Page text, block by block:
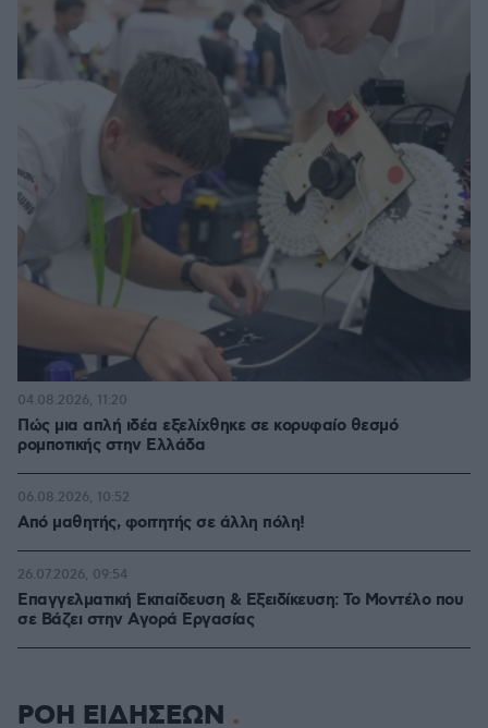
Πώς μια απλή ιδέα εξελίχθηκε σε κορυφαίο θεσμό
ρομποτικής στην Ελλάδα
04.08.2026, 11:20
Από μαθητής, φοιτητής σε άλλη πόλη!
06.08.2026, 10:52
Επαγγελματική Εκπαίδευση & Εξειδίκευση: Το Mοντέλο που
σε Bάζει στην Aγορά Eργασίας
26.07.2026, 09:54
ΡΟΗ ΕΙΔΗΣΕΩΝ